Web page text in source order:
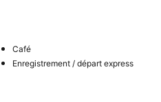
Café
Enregistrement / départ express